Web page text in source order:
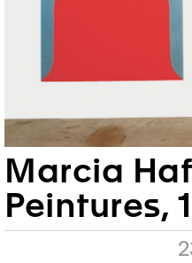
Marcia
Peintures,